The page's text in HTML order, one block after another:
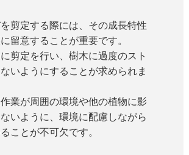
剪定する際には、その成長特性
留意することが重要です。
剪定を行い、樹木に過度のスト
いようにすることが求められま
業が周囲の環境や他の植物に影
いように、環境に配慮しながら
ことが不可欠です。